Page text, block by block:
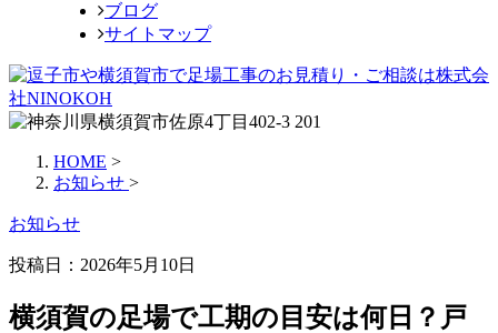
ブログ
サイトマップ
HOME >
お知らせ >
お知らせ
投稿日：2026年5月10日
横須賀の足場で工期の目安は何日？戸